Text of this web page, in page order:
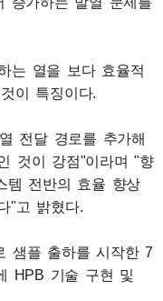
는 열을 보다 효율적
이 특징이다.
전달 경로를 추가해
것이 강점"이라며 "향
템 전반의 효율 향상
"고 밝혔다.
샘플 출하를 시작한 7
HPB 기술 구현 및